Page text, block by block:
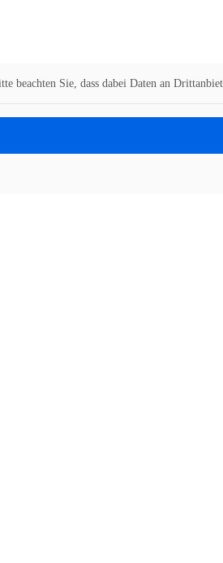
Sie, dass dabei Daten an